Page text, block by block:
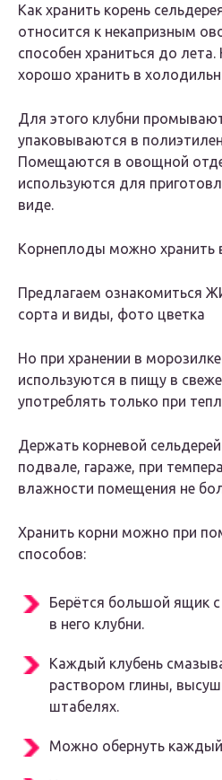
Как хранить корень
относится к некапризным
способен храниться до
хорошо хранить в
Для этого клубни
упаковываются в
Помещаются в овощной
используются для
виде.
Корнеплоды можно хранить
Предлагаем ознакомиться
сорта и виды, фото цветка
Но при хранении в
используются в пищу в
употреблять только при
Держать корневой
подвале, гараже, при
влажности помещения не
Хранить корни можно при
способов:
Берётся большой ящик
в него клубни.
Каждый клубень
раствором глины,
штабелях.
Можно обернуть каждый